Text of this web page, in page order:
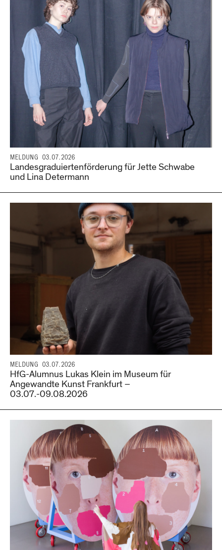
MELDUNG 03.07.2026
Landesgraduiertenförderung für Jette Schwabe
und Lina Determann
MELDUNG 03.07.2026
HfG-Alumnus Lukas Klein im Museum für
Angewandte Kunst Frankfurt –
03.07.-09.08.2026